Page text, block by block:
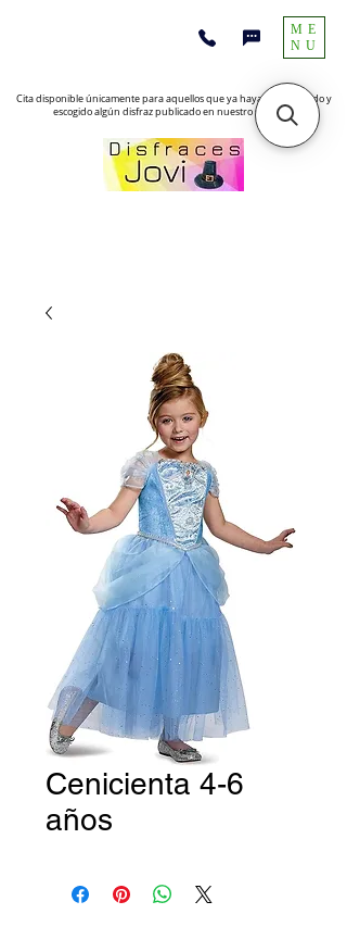
Cita disponible únicamente para aquellos que ya hayan encontrado y
escogido algún disfraz publicado en nuestro sitio web
ME
NU
Cenicienta 4-6
años